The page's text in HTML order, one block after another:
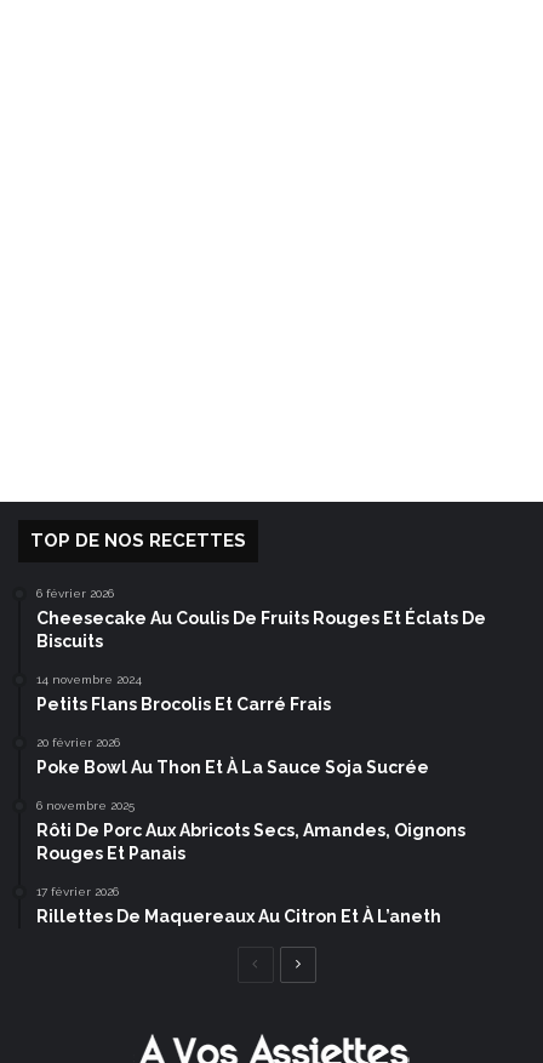
TOP DE NOS RECETTES
6 février 2026
Cheesecake Au Coulis De Fruits Rouges Et Éclats De
Biscuits
14 novembre 2024
Petits Flans Brocolis Et Carré Frais
20 février 2026
Poke Bowl Au Thon Et À La Sauce Soja Sucrée
6 novembre 2025
Rôti De Porc Aux Abricots Secs, Amandes, Oignons
Rouges Et Panais
17 février 2026
Rillettes De Maquereaux Au Citron Et À L’aneth
Page